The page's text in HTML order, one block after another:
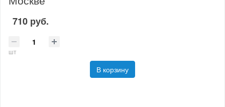
710 руб.
шт
В корзину